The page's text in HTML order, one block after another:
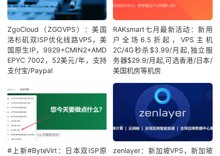
ZgoCloud（ZGOVPS）：美国
洛杉矶双ISP优化线路VPS，美
国原生IP，9929+CMIN2+AMD
EPYC 7002，52美元/年，支持
支付宝/Paypal
RAKsmart七月最新活动：新用
户全场6.5折起，VPS主机
2C/4G秒杀$3.99/月起,独立服
务器$29.9/月起,可选香港/日本/
美国机房等机房
#上新#ByteVirt：日本双ISP原 zenlayer：新加坡VPS，新加坡